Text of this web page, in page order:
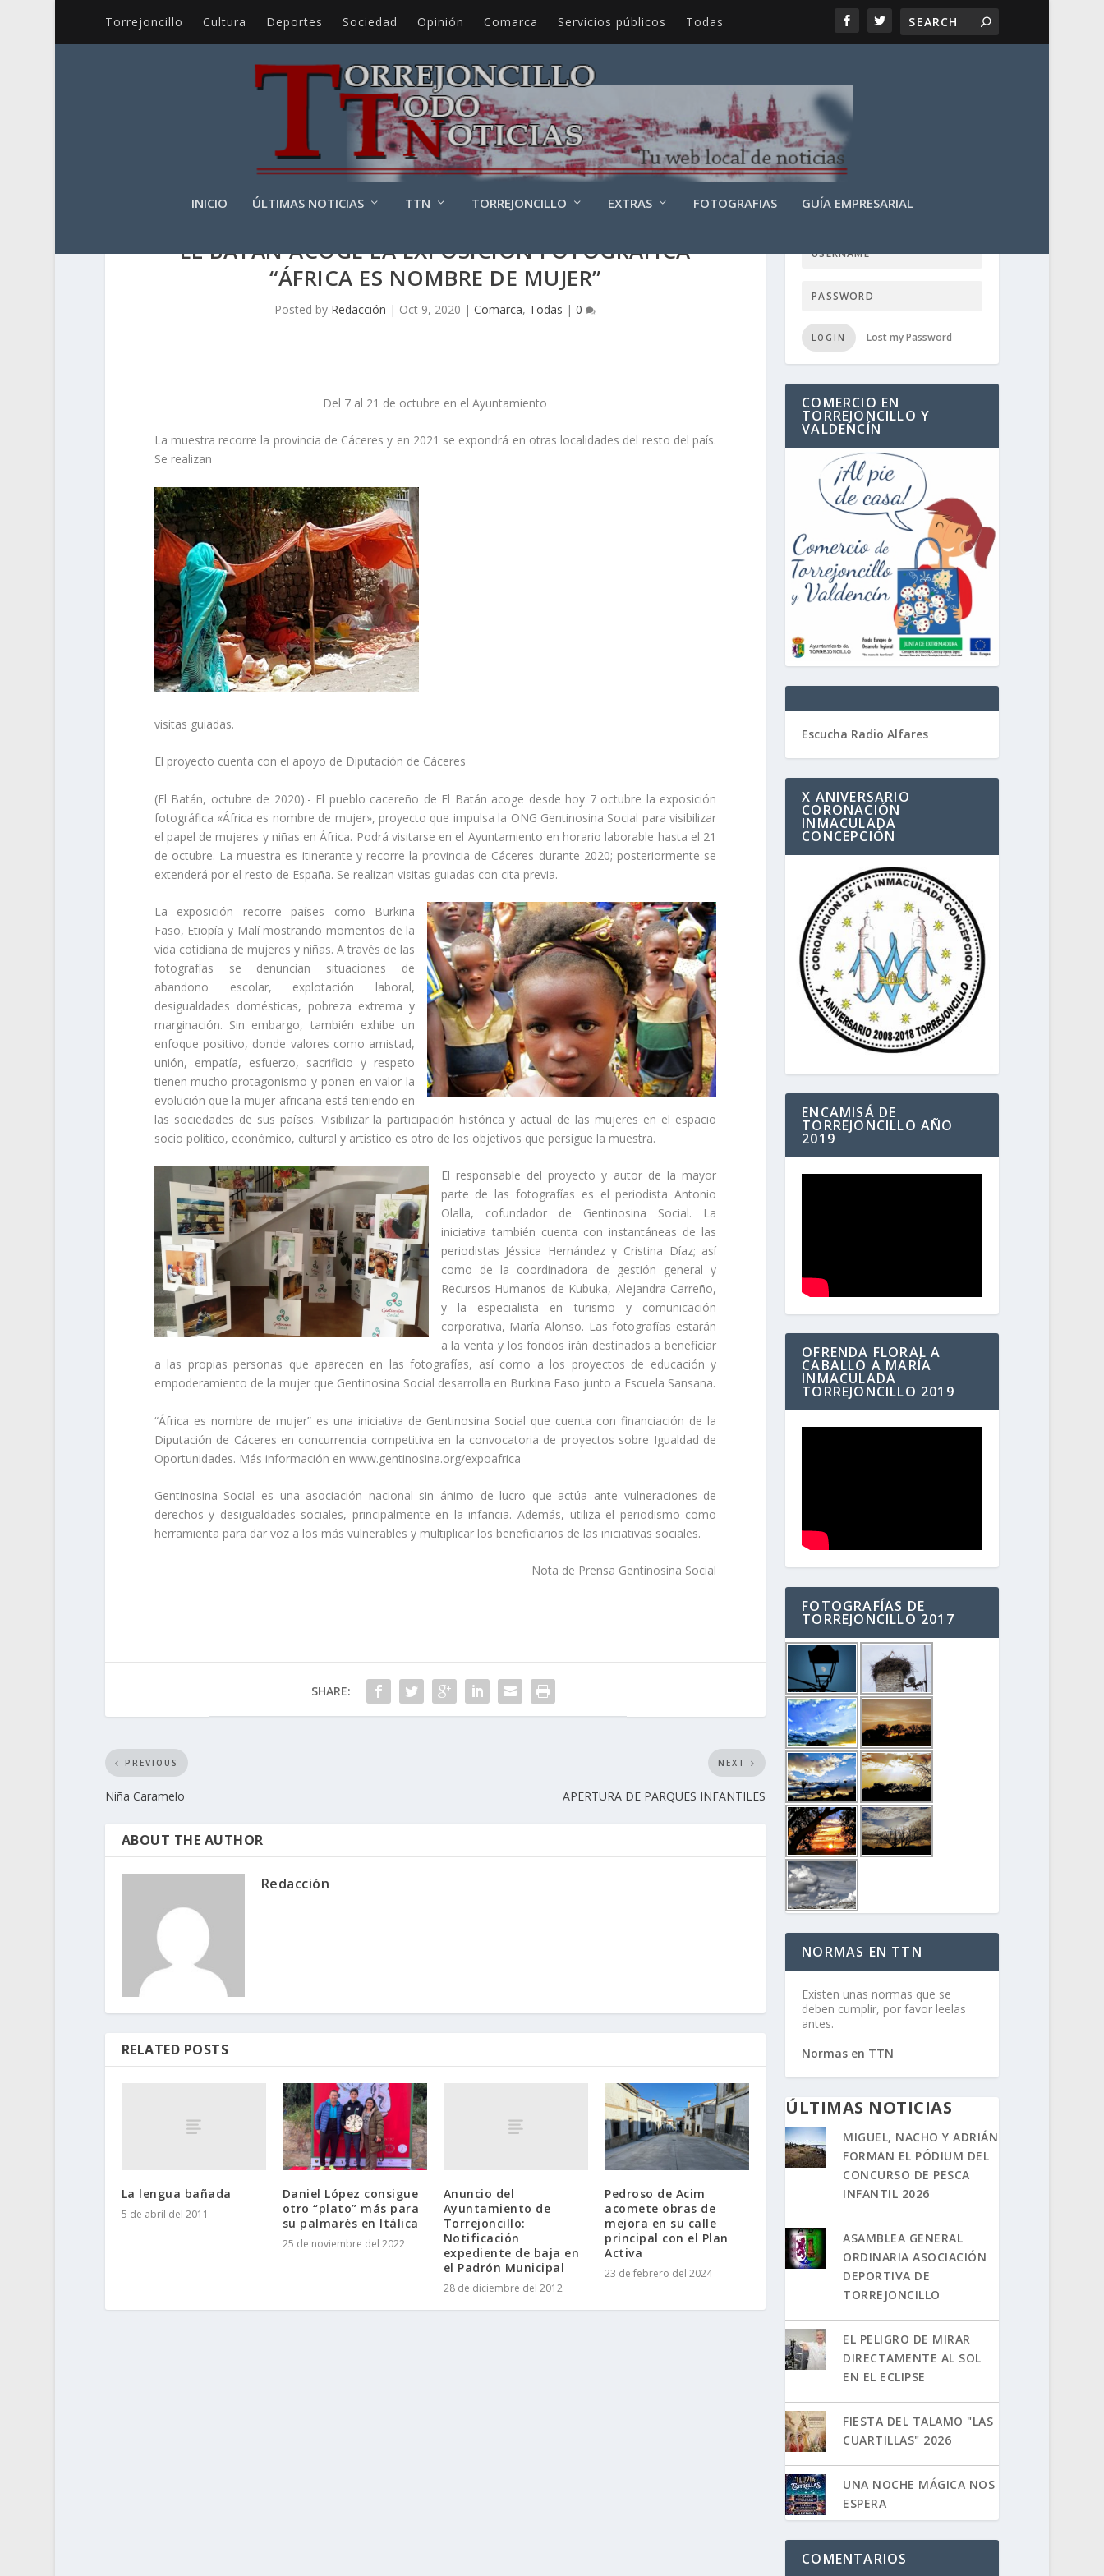
Torrejoncillo Cultura Deportes Sociedad Opinión Comarca Servicios públicos Todas
INICIO ÚLTIMAS NOTICIAS TTN TORREJONCILLO EXTRAS FOTOGRAFIAS GUÍA EMPRESARIAL
EL BATÁN ACOGE LA EXPOSICIÓN FOTOGRÁFICA
“ÁFRICA ES NOMBRE DE MUJER”
Posted by Redacción | Oct 9, 2020 |Comarca, Todas |0
Del 7 al 21 de octubre en el Ayuntamiento
La muestra recorre la provincia de Cáceres y en 2021 se expondrá en otras localidades del resto del país.
Se realizan
visitas guiadas.
El proyecto cuenta con el apoyo de Diputación de Cáceres
(El Batán, octubre de 2020).- El pueblo cacereño de El Batán acoge desde hoy 7 octubre la exposición
fotográfica «África es nombre de mujer», proyecto que impulsa la ONG Gentinosina Social para visibilizar
el papel de mujeres y niñas en África. Podrá visitarse en el Ayuntamiento en horario laborable hasta el 21
de octubre. La muestra es itinerante y recorre la provincia de Cáceres durante 2020; posteriormente se
extenderá por el resto de España. Se realizan visitas guiadas con cita previa.
La exposición recorre países como Burkina
Faso, Etiopía y Malí mostrando momentos de la
vida cotidiana de mujeres y niñas. A través de las
fotografías se denuncian situaciones de
abandono escolar, explotación laboral,
desigualdades domésticas, pobreza extrema y
marginación. Sin embargo, también exhibe un
enfoque positivo, donde valores como amistad,
unión, empatía, esfuerzo, sacrificio y respeto
tienen mucho protagonismo y ponen en valor la
evolución que la mujer africana está teniendo en
las sociedades de sus países. Visibilizar la participación histórica y actual de las mujeres en el espacio
socio político, económico, cultural y artístico es otro de los objetivos que persigue la muestra.
El responsable del proyecto y autor de la mayor
parte de las fotografías es el periodista Antonio
Olalla, cofundador de Gentinosina Social. La
iniciativa también cuenta con instantáneas de las
periodistas Jéssica Hernández y Cristina Díaz; así
como de la coordinadora de gestión general y
Recursos Humanos de Kubuka, Alejandra Carreño,
y la especialista en turismo y comunicación
corporativa, María Alonso. Las fotografías estarán
a la venta y los fondos irán destinados a beneficiar
a las propias personas que aparecen en las fotografías, así como a los proyectos de educación y
empoderamiento de la mujer que Gentinosina Social desarrolla en Burkina Faso junto a Escuela Sansana.
“África es nombre de mujer” es una iniciativa de Gentinosina Social que cuenta con financiación de la
Diputación de Cáceres en concurrencia competitiva en la convocatoria de proyectos sobre Igualdad de
Oportunidades. Más información en www.gentinosina.org/expoafrica
Gentinosina Social es una asociación nacional sin ánimo de lucro que actúa ante vulneraciones de
derechos y desigualdades sociales, principalmente en la infancia. Además, utiliza el periodismo como
herramienta para dar voz a los más vulnerables y multiplicar los beneficiarios de las iniciativas sociales.
Nota de Prensa Gentinosina Social
SHARE:
PREVIOUS
Niña Caramelo
NEXT
APERTURA DE PARQUES INFANTILES
ABOUT THE AUTHOR
Redacción
RELATED POSTS
La lengua bañada
5 de abril del 2011
Daniel López consigue
otro “plato” más para
su palmarés en Itálica
25 de noviembre del 2022
Anuncio del
Ayuntamiento de
Torrejoncillo:
Notificación
expediente de baja en
el Padrón Municipal
28 de diciembre del 2012
Pedroso de Acim
acomete obras de
mejora en su calle
principal con el Plan
Activa
23 de febrero del 2024
LOGIN USER TTN
LOGIN Lost my Password
COMERCIO EN
TORREJONCILLO Y
VALDENCÍN
Escucha Radio Alfares
X ANIVERSARIO
CORONACIÓN
INMACULADA
CONCEPCIÓN
ENCAMISÁ DE
TORREJONCILLO AÑO
2019
OFRENDA FLORAL A
CABALLO A MARÍA
INMACULADA
TORREJONCILLO 2019
FOTOGRAFÍAS DE
TORREJONCILLO 2017
NORMAS EN TTN
Existen unas normas que se
deben cumplir, por favor leelas
antes.
Normas en TTN
ÚLTIMAS NOTICIAS
MIGUEL, NACHO Y ADRIÁN
FORMAN EL PÓDIUM DEL
CONCURSO DE PESCA
INFANTIL 2026
ASAMBLEA GENERAL
ORDINARIA ASOCIACIÓN
DEPORTIVA DE
TORREJONCILLO
EL PELIGRO DE MIRAR
DIRECTAMENTE AL SOL
EN EL ECLIPSE
FIESTA DEL TALAMO "LAS
CUARTILLAS" 2026
UNA NOCHE MÁGICA NOS
ESPERA
COMENTARIOS